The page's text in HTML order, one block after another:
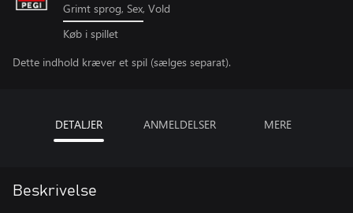
Grimt sprog, Sex, Vold
Køb i spillet
Dette indhold kræver et spil (sælges separat).
DETALJER ANMELDELSER MERE
Beskrivelse